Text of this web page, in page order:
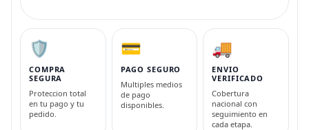
🛡️
COMPRA
SEGURA
Proteccion total
en tu pago y tu
pedido.
💳
PAGO SEGURO
Multiples medios
de pago
disponibles.
🚚
ENVIO
VERIFICADO
Cobertura
nacional con
seguimiento en
cada etapa.